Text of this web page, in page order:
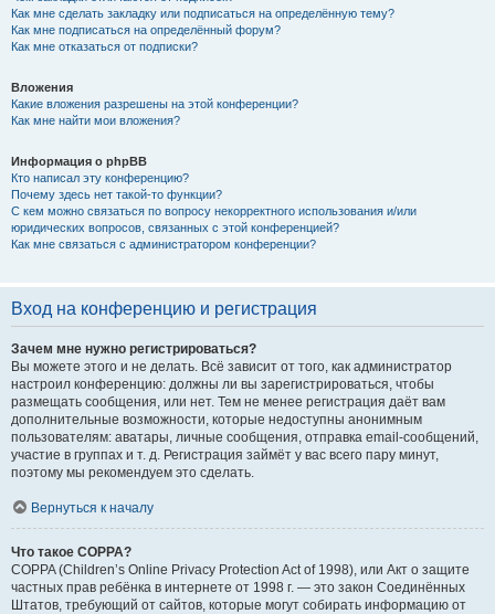
Как мне сделать закладку или подписаться на определённую тему?
Как мне подписаться на определённый форум?
Как мне отказаться от подписки?
Вложения
Какие вложения разрешены на этой конференции?
Как мне найти мои вложения?
Информация о phpBB
Кто написал эту конференцию?
Почему здесь нет такой-то функции?
С кем можно связаться по вопросу некорректного использования и/или
юридических вопросов, связанных с этой конференцией?
Как мне связаться с администратором конференции?
Вход на конференцию и регистрация
Зачем мне нужно регистрироваться?
Вы можете этого и не делать. Всё зависит от того, как администратор
настроил конференцию: должны ли вы зарегистрироваться, чтобы
размещать сообщения, или нет. Тем не менее регистрация даёт вам
дополнительные возможности, которые недоступны анонимным
пользователям: аватары, личные сообщения, отправка email-сообщений,
участие в группах и т. д. Регистрация займёт у вас всего пару минут,
поэтому мы рекомендуем это сделать.
Вернуться к началу
Что такое COPPA?
COPPA (Children’s Online Privacy Protection Act of 1998), или Акт о защите
частных прав ребёнка в интернете от 1998 г. — это закон Соединённых
Штатов, требующий от сайтов, которые могут собирать информацию от